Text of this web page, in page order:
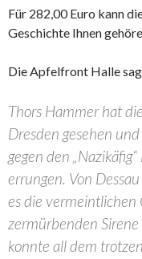
Für 282,00 Euro kann
Geschichte Ihnen
Die Apfelfront Halle
Thors Hammer hat
Dresden gesehen
gegen den
errungen. Von
es die vermeintlichen
zermürbenden
konnte all dem